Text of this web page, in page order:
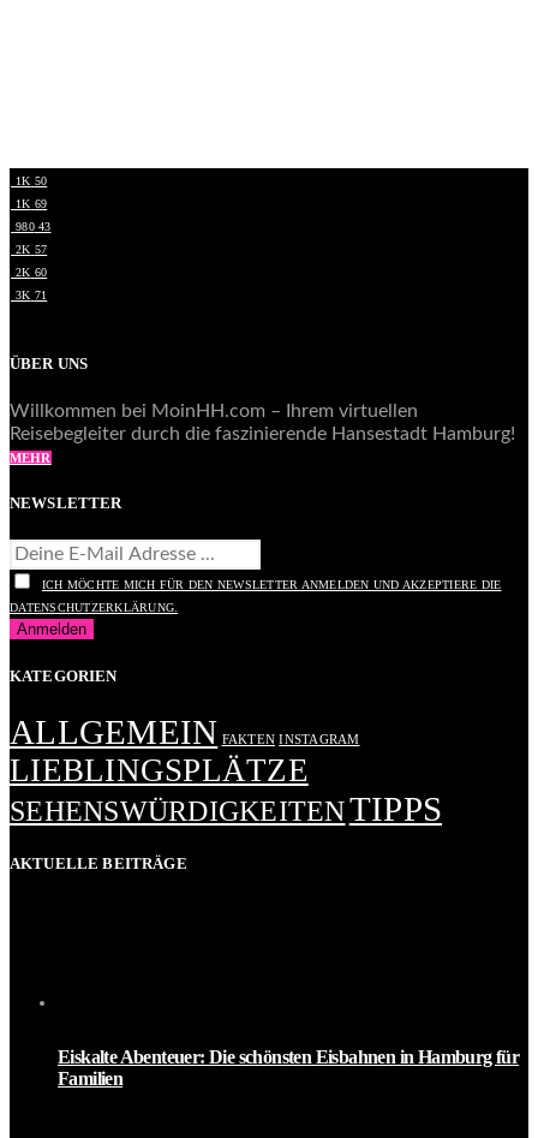
1K 50
1K 69
980 43
2K 57
2K 60
3K 71
ÜBER UNS
Willkommen bei MoinHH.com – Ihrem virtuellen
Reisebegleiter durch die faszinierende Hansestadt Hamburg!
MEHR
NEWSLETTER
ICH MÖCHTE MICH FÜR DEN NEWSLETTER ANMELDEN UND AKZEPTIERE DIE
DATENSCHUTZERKLÄRUNG.
KATEGORIEN
ALLGEMEIN FAKTEN INSTAGRAM
LIEBLINGSPLÄTZE
SEHENSWÜRDIGKEITENTIPPS
AKTUELLE BEITRÄGE
Eiskalte Abenteuer: Die schönsten Eisbahnen in Hamburg für
Familien